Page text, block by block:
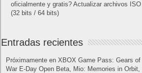
oficialmente y gratis? Actualizar archivos ISO
(32 bits / 64 bits)
Entradas recientes
Próximamente en XBOX Game Pass: Gears of
War E-Day Open Beta, Mio: Memories in Orbit,